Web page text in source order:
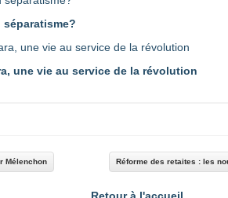
une vie au service de la révolution
Mélenchon Réforme des retaites : les